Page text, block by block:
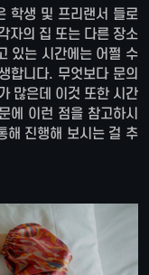
학생 및 프리랜서 들로
자의 집 또는 다른 장소
있는 시간에는 어쩔 수
합니다. 무엇보다 문의
많은데 이것 또한 시간
에 이런 점을 참고하시
해 진행해 보시는 걸 추